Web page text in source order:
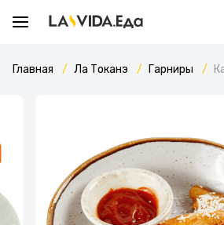
Главная Ла Токанэ Гарниры